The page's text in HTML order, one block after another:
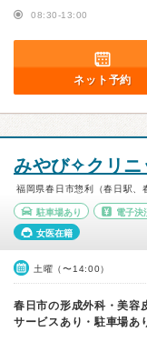
08:30-13:00
ネット予約
みやび✧クリニ
福岡県春日市惣利（春日駅、
駐車場あり 電子決
女医在籍
土曜（〜14:00）
春日市の形成外科・美容
サービスあり・駐車場あ